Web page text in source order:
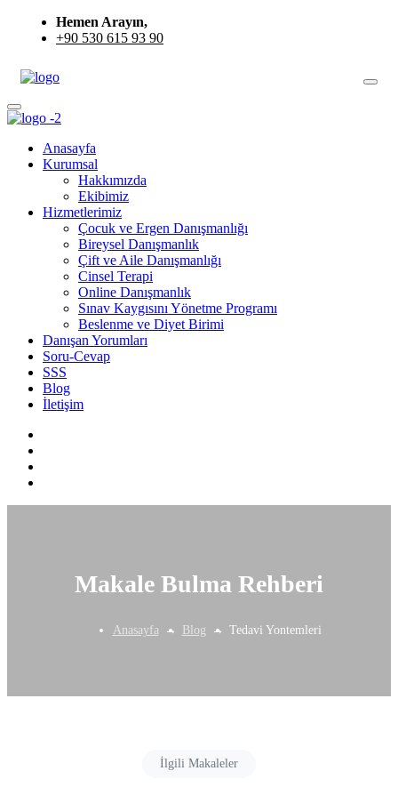
Hemen Arayın,
+90 530 615 93 90
Anasayfa
Kurumsal
Hakkımızda
Ekibimiz
Hizmetlerimiz
Çocuk ve Ergen Danışmanlığı
Bireysel Danışmanlık
Çift ve Aile Danışmanlığı
Cinsel Terapi
Online Danışmanlık
Sınav Kaygısını Yönetme Programı
Beslenme ve Diyet Birimi
Danışan Yorumları
Soru-Cevap
SSS
Blog
İletişim
Makale Bulma Rehberi
Anasayfa Blog Tedavi Yontemleri
İlgili Makaleler